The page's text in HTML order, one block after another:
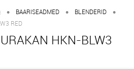
• BAARISEADMED • BLENDERID •
RED
HKN-BLW3